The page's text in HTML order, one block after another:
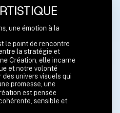
une émotion à la
le point de rencontre
la stratégie et
Création, elle incarne
et notre volonté
des univers visuels qui
promesse, une
est pensée
sensible et